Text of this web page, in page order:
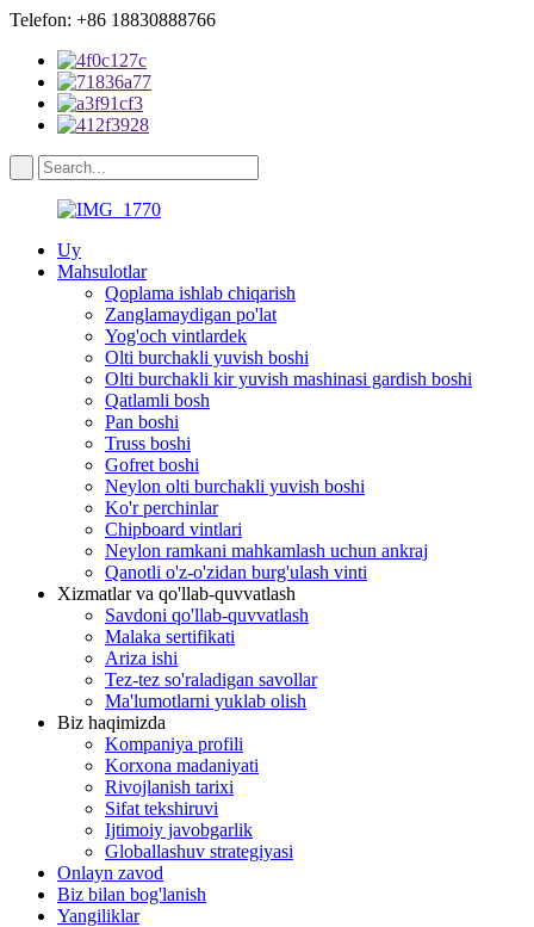
Telefon: +86 18830888766
Uy
Mahsulotlar
Qoplama ishlab chiqarish
Zanglamaydigan po'lat
Yog'och vintlardek
Olti burchakli yuvish boshi
Olti burchakli kir yuvish mashinasi gardish boshi
Qatlamli bosh
Pan boshi
Truss boshi
Gofret boshi
Neylon olti burchakli yuvish boshi
Ko'r perchinlar
Chipboard vintlari
Neylon ramkani mahkamlash uchun ankraj
Qanotli o'z-o'zidan burg'ulash vinti
Xizmatlar va qo'llab-quvvatlash
Savdoni qo'llab-quvvatlash
Malaka sertifikati
Ariza ishi
Tez-tez so'raladigan savollar
Ma'lumotlarni yuklab olish
Biz haqimizda
Kompaniya profili
Korxona madaniyati
Rivojlanish tarixi
Sifat tekshiruvi
Ijtimoiy javobgarlik
Globallashuv strategiyasi
Onlayn zavod
Biz bilan bog'lanish
Yangiliklar